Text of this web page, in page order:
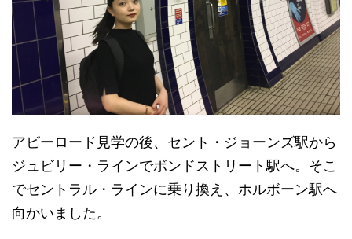
アビーロード見学の後、セント・ジョーンズ駅から
ジュビリー・ラインでボンドストリート駅へ。そこ
でセントラル・ラインに乗り換え、ホルボーン駅へ
向かいました。